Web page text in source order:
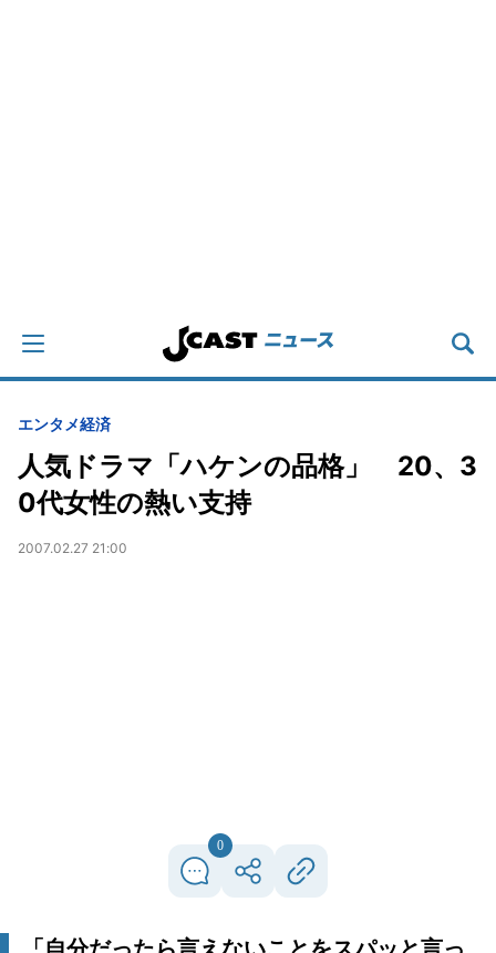
エンタメ経済
人気ドラマ「ハケンの品格」 20、3
0代女性の熱い支持
2007.02.27 21:00
0